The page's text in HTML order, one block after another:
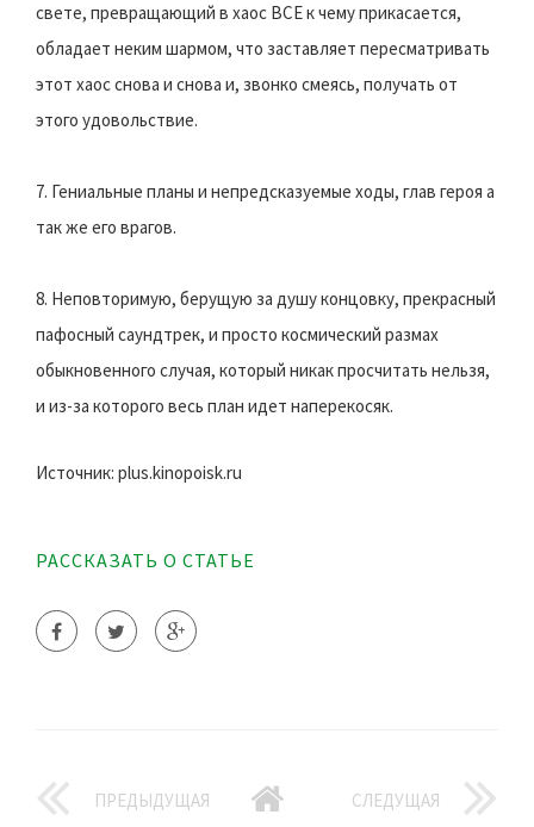
свете, превращающий в хаос ВСЕ к чему прикасается,
обладает неким шармом, что заставляет пересматривать
этот хаос снова и снова и, звонко смеясь, получать от
этого удовольствие.
7. Гениальные планы и непредсказуемые ходы, глав героя а
так же его врагов.
8. Неповторимую, берущую за душу концовку, прекрасный
пафосный саундтрек, и просто космический размах
обыкновенного случая, который никак просчитать нельзя,
и из-за которого весь план идет наперекосяк.
Источник: plus.kinopoisk.ru
РАССКАЗАТЬ О СТАТЬЕ
ПРЕДЫДУЩАЯ СЛЕДУЩАЯ